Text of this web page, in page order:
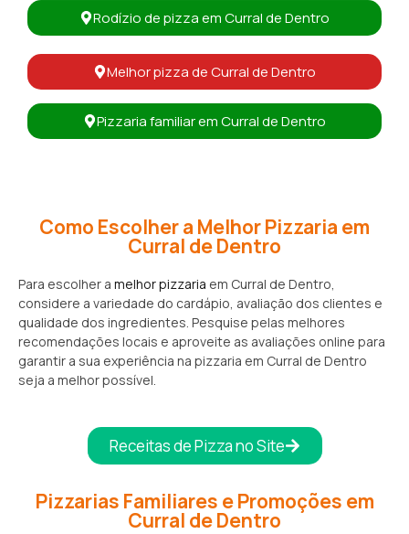
Rodízio de pizza em Curral de Dentro
Melhor pizza de Curral de Dentro
Pizzaria familiar em Curral de Dentro
Como Escolher a Melhor Pizzaria em
Curral de Dentro
Para escolher a melhor pizzaria em Curral de Dentro,
considere a variedade do cardápio, avaliação dos clientes e
qualidade dos ingredientes. Pesquise pelas melhores
recomendações locais e aproveite as avaliações online para
garantir a sua experiência na pizzaria em Curral de Dentro
seja a melhor possível.
Receitas de Pizza no Site
Pizzarias Familiares e Promoções em
Curral de Dentro